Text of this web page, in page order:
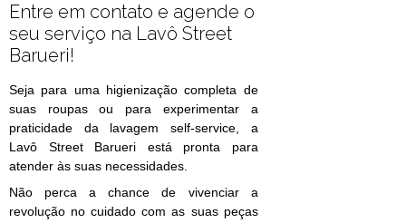
Entre em contato e agende o
seu serviço na Lavô Street
Barueri!
Seja para uma higienização completa de
suas roupas ou para experimentar a
praticidade da lavagem self-service, a
Lavô Street Barueri está pronta para
atender às suas necessidades.
Não perca a chance de vivenciar a
revolução no cuidado com as suas peças